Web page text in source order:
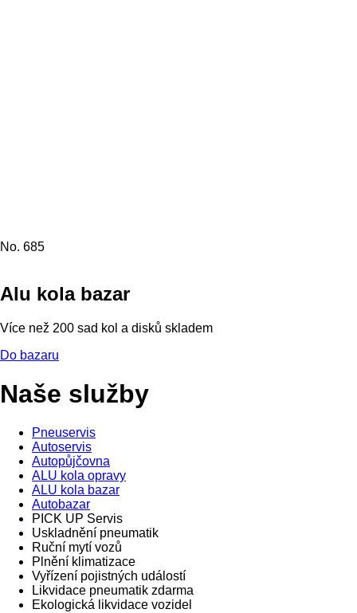
No. 685
Alu kola bazar
Více než 200 sad kol a disků skladem
Do bazaru
Naše služby
Pneuservis
Autoservis
Autopůjčovna
ALU kola opravy
ALU kola bazar
Autobazar
PICK UP Servis
Uskladnění pneumatik
Ruční mytí vozů
Plnění klimatizace
Vyřízení pojistných událostí
Likvidace pneumatik zdarma
Ekologická likvidace vozidel